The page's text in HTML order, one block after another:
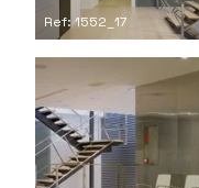
Ref: 1552_17